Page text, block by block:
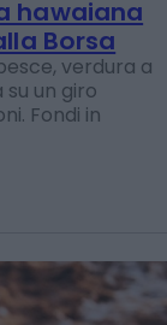
hawaiana
Borsa
verdura a
un giro
Fondi in